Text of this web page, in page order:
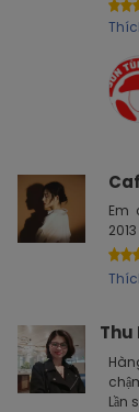
Em
Thu
Lần